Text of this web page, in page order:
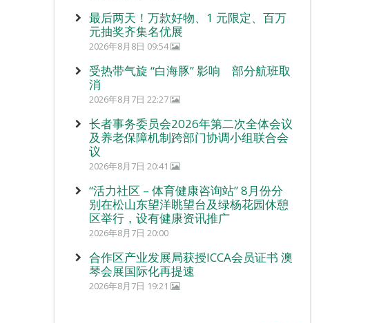
最后两天！万款好物、1 元限定、百万
元抽奖齐集名优展
2026年8月8日 09:54
受热带气旋 “白海豚” 影响 部分航班取
消
2026年8月7日 22:27
长者事务委员会2026年第二次全体会议
及养老保障机制跨部门协调小组联合会
议
2026年8月7日 20:41
“活力社区 – 体育健康咨询站” 8月份分
别在松山东望洋眺望台及绿杨花园休憩
区举行，设有健康资讯推广
2026年8月7日 20:00
合作区产业发展局获授ICCA会员证书 澳
琴会展国际化再提速
2026年8月7日 19:21